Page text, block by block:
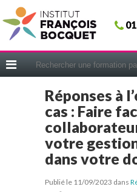
Fermer
ACCUEIL
CERIFICATIONS
INTRAS | SUR-MESURE
COACHING
EN PRATIQUE
NOUS CONNAÎTRE
CONSEILS MICRO-COACHING
Réponses à
cas : Faire
votre
dans votre
Publié le 11/09/2023 dans